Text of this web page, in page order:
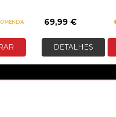
MSCUBE RGB
69,99 €
DETALHES